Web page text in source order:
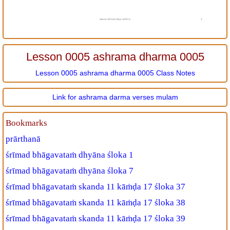
1
www.atmavidya.online
Lesson 0005 ashrama dharma 0005
Lesson 0005 ashrama dharma 0005 Class Notes
Link for ashrama darma verses mulam
Bookmarks
prārthanā
śrīmad bhāgavataṁ dhyāna śloka 1
śrīmad bhāgavataṁ dhyāna śloka 7
śrīmad bhāgavataṁ skanda 11 kāṁḍa 17 śloka 37
śrīmad bhāgavataṁ skanda 11 kāṁḍa 17 śloka 38
śrīmad bhāgavataṁ skanda 11 kāṁḍa 17 śloka 39